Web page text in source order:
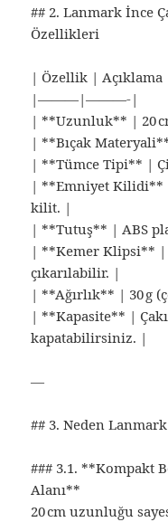
## 2. Lanmark İnce
Özellikleri
| Özellik | Açıklama
|———|———-|
| **Uzunluk** | 20
| **Bıçak
| **Tümce Tipi** |
| **Emniyet Kilidi** |
kilit. |
| **Tutuş** | ABS
| **Kemer Klipsi** |
çıkarılabilir. |
| **Ağırlık** | 30 g
| **Kapasite** |
kapatabilirsiniz. |
—
## 3. Neden Lanmark
### 3.1. **Kompakt
Alanı**
20 cm uzunluğu